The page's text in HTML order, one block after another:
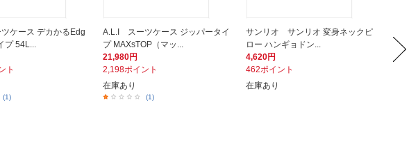
ケース デカかるEdg
プ 54L...
ト
(1)
A.L.I スーツケース ジッパータイ
プ MAXsTOP（マッ...
21,980円
2,198ポイント
在庫あり
(1)
サンリオ サンリオ 変身ネックピ
ロー ハンギョドン...
4,620円
462ポイント
在庫あり
ポー
1,480円